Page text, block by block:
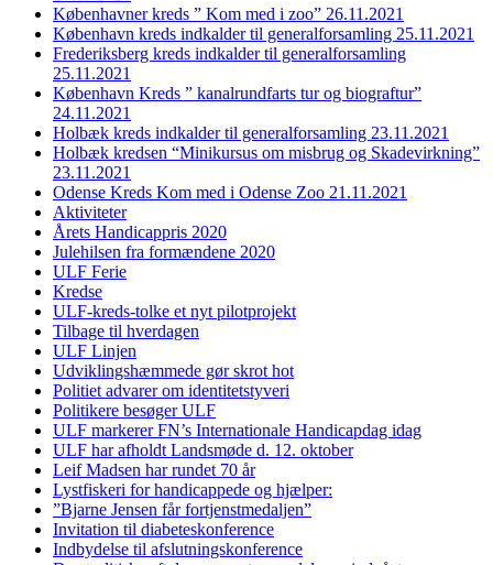
Københavner kreds ” Kom med i zoo” 26.11.2021
København kreds indkalder til generalforsamling 25.11.2021
Frederiksberg kreds indkalder til generalforsamling
25.11.2021
København Kreds ” kanalrundfarts tur og biograftur”
24.11.2021
Holbæk kreds indkalder til generalforsamling 23.11.2021
Holbæk kredsen “Minikursus om misbrug og Skadevirkning”
23.11.2021
Odense Kreds Kom med i Odense Zoo 21.11.2021
Aktiviteter
Årets Handicappris 2020
Julehilsen fra formændene 2020
ULF Ferie
Kredse
ULF-kreds-tolke et nyt pilotprojekt
Tilbage til hverdagen
ULF Linjen
Udviklingshæmmede gør skrot hot
Politiet advarer om identitetstyveri
Politikere besøger ULF
ULF markerer FN’s Internationale Handicapdag idag
ULF har afholdt Landsmøde d. 12. oktober
Leif Madsen har rundet 70 år
Lystfiskeri for handicappede og hjælper:
”Bjarne Jensen får fortjenstmedaljen”
Invitation til diabeteskonference
Indbydelse til afslutningskonference